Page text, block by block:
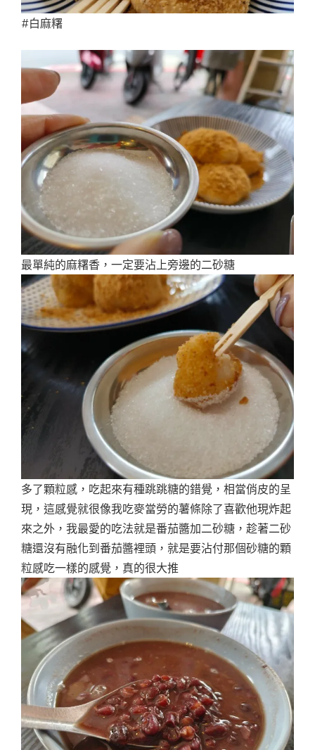
#白麻糬
最單純的麻糬香，一定要沾上旁邊的二砂糖
多了顆粒感，吃起來有種跳跳糖的錯覺，相當俏皮的呈
現，這感覺就很像我吃麥當勞的薯條除了喜歡他現炸起
來之外，我最愛的吃法就是番茄醬加二砂糖，趁著二砂
糖還沒有融化到番茄醬裡頭，就是要沾付那個砂糖的顆
粒感吃一樣的感覺，真的很大推